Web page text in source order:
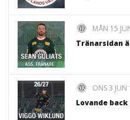
MÅN 15
Tränarsidan
ONS 3
Lovande